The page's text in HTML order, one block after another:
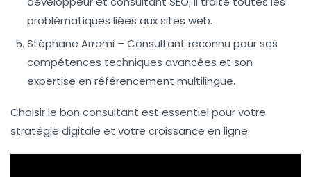
problématiques liées aux sites web.
Stéphane Arrami – Consultant reconnu pour ses
compétences techniques avancées et son
expertise en référencement multilingue.
Choisir le bon consultant est essentiel pour votre
stratégie digitale et votre croissance en ligne.